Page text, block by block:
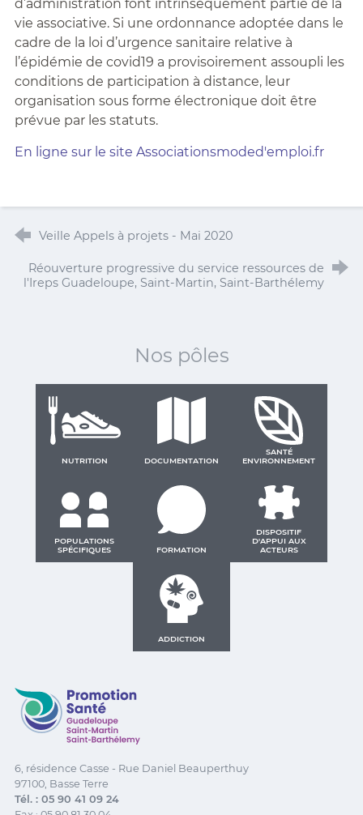
d’administration font intrinsèquement partie de la
vie associative. Si une ordonnance adoptée dans le
cadre de la loi d’urgence sanitaire relative à
l’épidémie de covid19 a provisoirement assoupli les
conditions de participation à distance, leur
organisation sous forme électronique doit être
prévue par les statuts.
En ligne sur le site Associationsmoded'emploi.fr
Veille Appels à projets - Mai 2020
Réouverture progressive du service ressources de
l'Ireps Guadeloupe, Saint-Martin, Saint-Barthélemy
Nos pôles
NUTRITION DOCUMENTATION
SANTÉ
ENVIRONNEMENT
POPULATIONS
SPÉCIFIQUES
FORMATION
DISPOSITIF
D'APPUI AUX
ACTEURS
ADDICTION
Promotion Santé Guadeloupe, Saint-Martin, Saint
6, résidence Casse - Rue Daniel Beauperthuy
97100, Basse Terre
Tél. : 05 90 41 09 24